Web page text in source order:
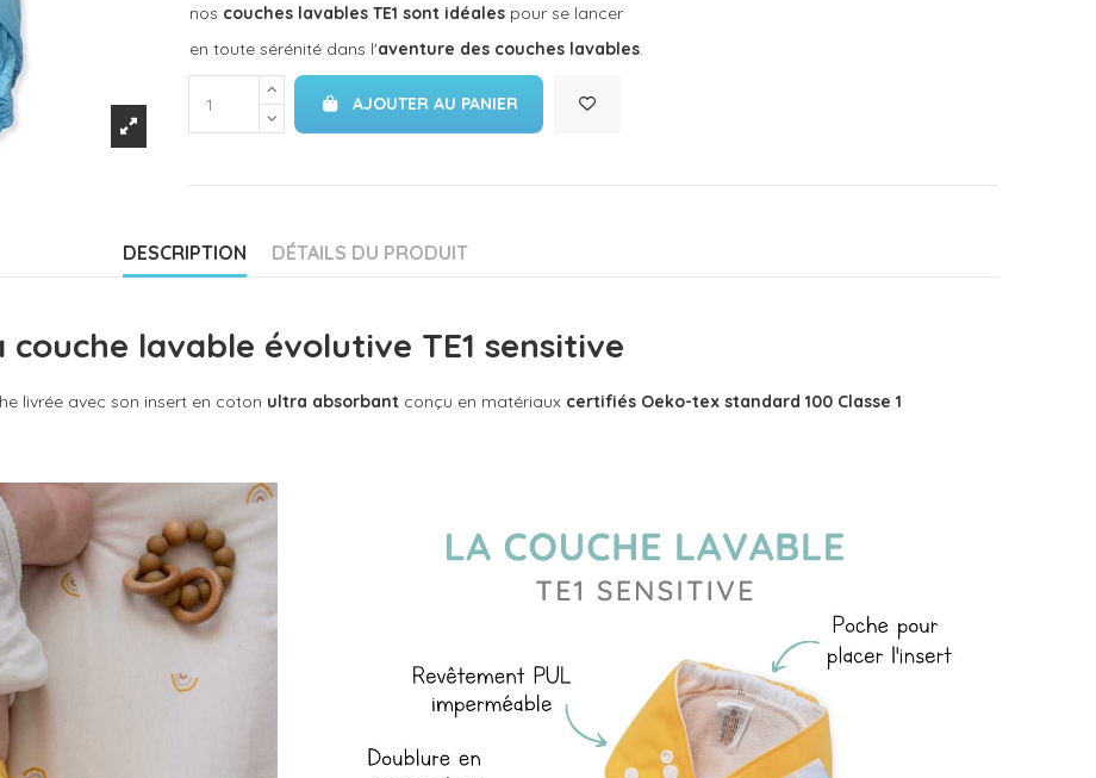
nos couches lavables TE1 sont idéalespour se lancer
en toute sérénité dans l'aventure des couches lavables.
AJOUTER AU PANIER
DESCRIPTION DÉTAILS DU PRODUIT
couche lavable évolutive TE1 sensitive
livrée avec son insert en coton ultra absorbant conçu en matériaux certifiés Oeko-tex standard 100 Classe 1